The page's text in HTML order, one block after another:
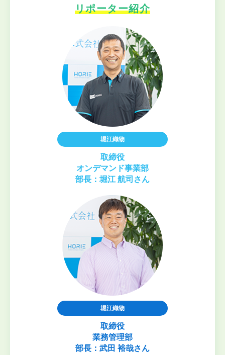
リポーター紹介
堀江織物
取締役
オンデマンド事業部
部長：堀江 航司さん
堀江織物
取締役
業務管理部
部長：武田 裕哉さん